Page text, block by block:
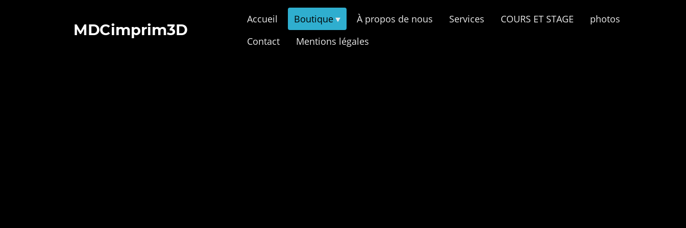
MDCimprim3D
Accueil Boutique À propos de nous Services COURS ET STAGE
photos
Contact
Mentions légales